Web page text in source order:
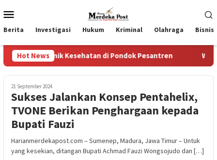
ke
kontenMobile
Berita Investigasi Hukum Kriminal Olahraga Bisnis
Hot News
Kesehatan di Pondok Pesantren Wakil Ketua II
21 September 2024
Sukses Jalankan Konsep Pentahelix,
TVONE Berikan Penghargaan kepada
Bupati Fauzi
Harianmerdekapost.com – Sumenep, Madura, Jawa Timur – Untuk
yang kesekian, ditangan Bupati Achmad Fauzi Wongsojudo dan […]